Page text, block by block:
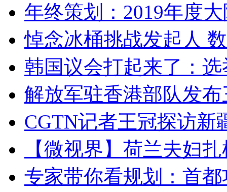
年终策划：2019年度
悼念冰桶挑战发起人
韩国议会打起来了：
解放军驻香港部队发
CGTN记者王冠探访新
【微视界】荷兰夫妇
专家带你看规划：首